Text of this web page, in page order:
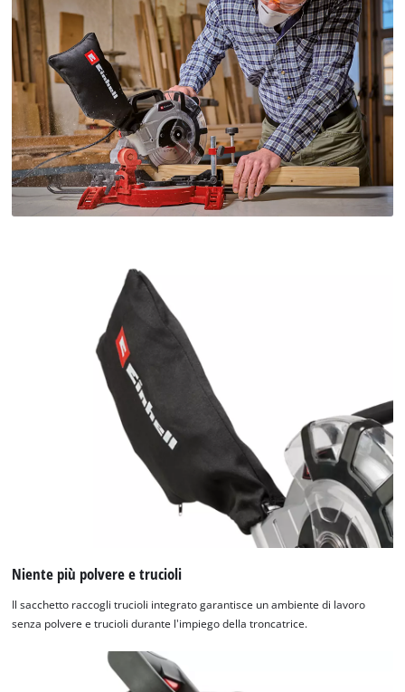
Niente più polvere e trucioli
Il sacchetto raccogli trucioli integrato garantisce un ambiente di lavoro
senza polvere e trucioli durante l'impiego della troncatrice.